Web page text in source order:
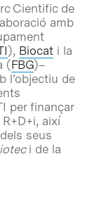
Cientific de
amb
), Biocati la
(FBG)–
l’objectiu de
per finançar
així
seus
i de la